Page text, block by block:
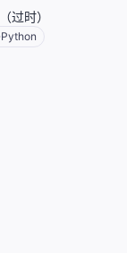
过时）
Python